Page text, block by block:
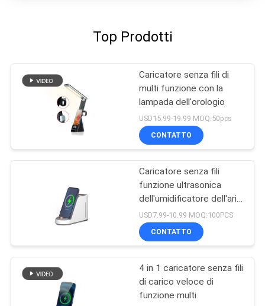
Top Prodotti
Caricatore senza fili di
multi funzione con la
lampada dell'orologio
USD15.99-19.99 MOQ:50pcs
CONTATTO
Caricatore senza fili
funzione ultrasonica
dell'umidificatore dell'aria
di multi
USD7.99-10.99 MOQ:100PCS
CONTATTO
4 in 1 caricatore senza fili
di carico veloce di
funzione multi